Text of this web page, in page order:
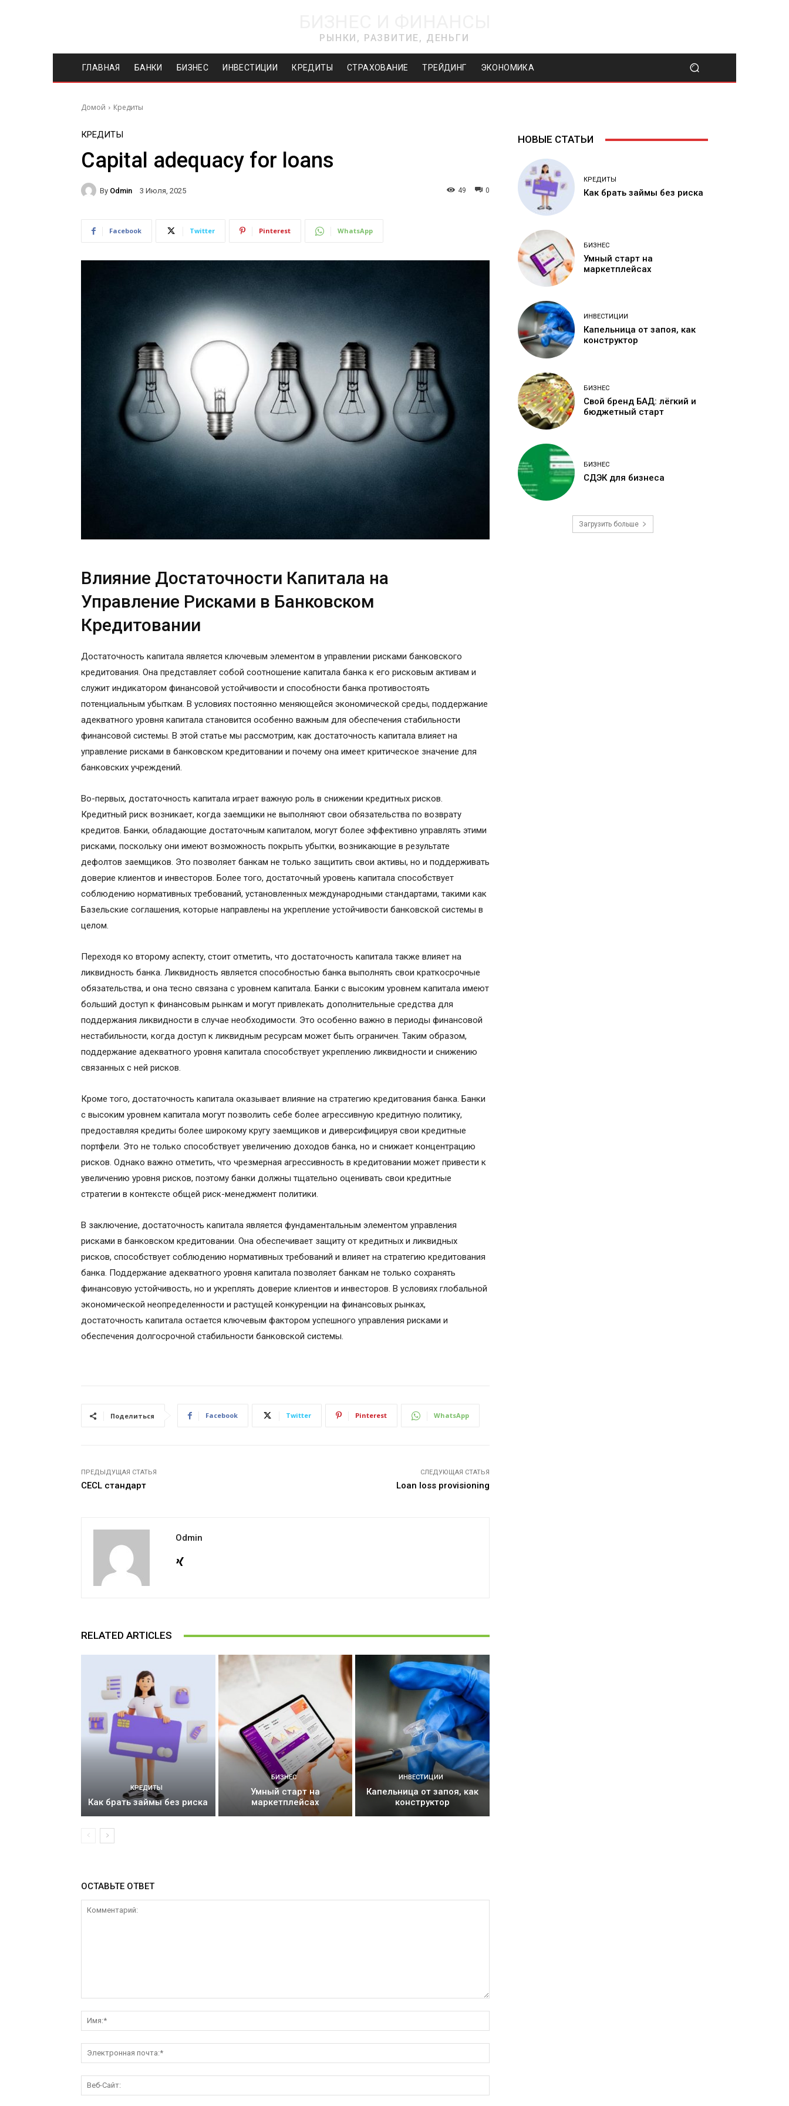
РЫНКИ, РАЗВИТИЕ, ДЕНЬГИ
ГЛАВНАЯ БАНКИ БИЗНЕС ИНВЕСТИЦИИ КРЕДИТЫ СТРАХОВАНИЕ ТРЕЙДИНГ ЭКОНОМИКА
Домой Кредиты
КРЕДИТЫ
Capital adequacy for loans
By Odmin 3 Июля, 2025 0
49
Facebook Twitter Pinterest WhatsApp
Влияние Достаточности Капитала на
Управление Рисками в Банковском
Кредитовании
Достаточность капитала является ключевым элементом в управлении рисками банковского
кредитования. Она представляет собой соотношение капитала банка к его рисковым активам и
служит индикатором финансовой устойчивости и способности банка противостоять
потенциальным убыткам. В условиях постоянно меняющейся экономической среды, поддержание
адекватного уровня капитала становится особенно важным для обеспечения стабильности
финансовой системы. В этой статье мы рассмотрим, как достаточность капитала влияет на
управление рисками в банковском кредитовании и почему она имеет критическое значение для
банковских учреждений.
Во-первых, достаточность капитала играет важную роль в снижении кредитных рисков.
Кредитный риск возникает, когда заемщики не выполняют свои обязательства по возврату
кредитов. Банки, обладающие достаточным капиталом, могут более эффективно управлять этими
рисками, поскольку они имеют возможность покрыть убытки, возникающие в результате
дефолтов заемщиков. Это позволяет банкам не только защитить свои активы, но и поддерживать
доверие клиентов и инвесторов. Более того, достаточный уровень капитала способствует
соблюдению нормативных требований, установленных международными стандартами, такими как
Базельские соглашения, которые направлены на укрепление устойчивости банковской системы в
целом.
Переходя ко второму аспекту, стоит отметить, что достаточность капитала также влияет на
ликвидность банка. Ликвидность является способностью банка выполнять свои краткосрочные
обязательства, и она тесно связана с уровнем капитала. Банки с высоким уровнем капитала имеют
больший доступ к финансовым рынкам и могут привлекать дополнительные средства для
поддержания ликвидности в случае необходимости. Это особенно важно в периоды финансовой
нестабильности, когда доступ к ликвидным ресурсам может быть ограничен. Таким образом,
поддержание адекватного уровня капитала способствует укреплению ликвидности и снижению
связанных с ней рисков.
Кроме того, достаточность капитала оказывает влияние на стратегию кредитования банка. Банки
с высоким уровнем капитала могут позволить себе более агрессивную кредитную политику,
предоставляя кредиты более широкому кругу заемщиков и диверсифицируя свои кредитные
портфели. Это не только способствует увеличению доходов банка, но и снижает концентрацию
рисков. Однако важно отметить, что чрезмерная агрессивность в кредитовании может привести к
увеличению уровня рисков, поэтому банки должны тщательно оценивать свои кредитные
стратегии в контексте общей риск-менеджмент политики.
В заключение, достаточность капитала является фундаментальным элементом управления
рисками в банковском кредитовании. Она обеспечивает защиту от кредитных и ликвидных
рисков, способствует соблюдению нормативных требований и влияет на стратегию кредитования
банка. Поддержание адекватного уровня капитала позволяет банкам не только сохранять
финансовую устойчивость, но и укреплять доверие клиентов и инвесторов. В условиях глобальной
экономической неопределенности и растущей конкуренции на финансовых рынках,
достаточность капитала остается ключевым фактором успешного управления рисками и
обеспечения долгосрочной стабильности банковской системы.
Поделиться Facebook Twitter Pinterest WhatsApp
ПРЕДЫДУЩАЯ СТАТЬЯ
CECL стандарт
СЛЕДУЮЩАЯ СТАТЬЯ
Loan loss provisioning
Odmin
RELATED ARTICLES
КРЕДИТЫ
Как брать займы без риска
БИЗНЕС
Умный старт на
маркетплейсах
ИНВЕСТИЦИИ
Капельница от запоя, как
конструктор
ОСТАВЬТЕ ОТВЕТ
почта:*
Сайт:
НОВЫЕ СТАТЬИ
КРЕДИТЫ
Как брать займы без риска
БИЗНЕС
Умный старт на
маркетплейсах
ИНВЕСТИЦИИ
Капельница от запоя, как
конструктор
БИЗНЕС
Свой бренд БАД: лёгкий и
бюджетный старт
БИЗНЕС
СДЭК для бизнеса
Загрузить больше